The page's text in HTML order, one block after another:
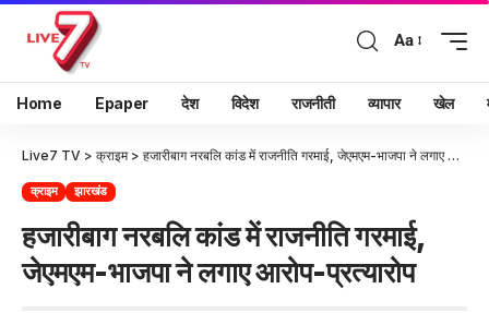
Aa
Home Epaper देश विदेश राजनीती व्यापार खेल
Live7 TV > क्राइम> हजारीबाग नरबलि कांड में राजनीति गरमाई, जेएमएम-भाजपा ने लगाए आरोप-प्रत्यारोप
क्राइम झारखंड
हजारीबाग नरबलि कांड में राजनीति गरमाई,
जेएमएम-भाजपा ने लगाए आरोप-प्रत्यारोप